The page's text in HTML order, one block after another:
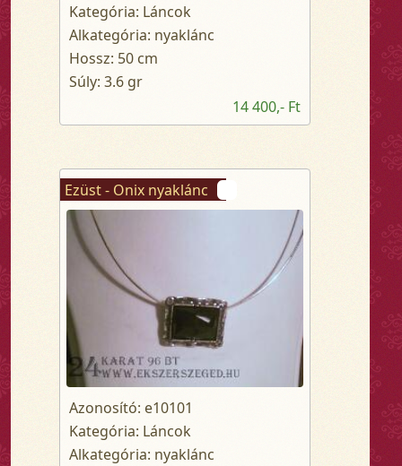
Kategória: Láncok
Alkategória: nyaklánc
Hossz: 50 cm
Súly: 3.6 gr
14 400,- Ft
Ezüst - Onix nyaklánc
Azonosító: e10101
Kategória: Láncok
Alkategória: nyaklánc